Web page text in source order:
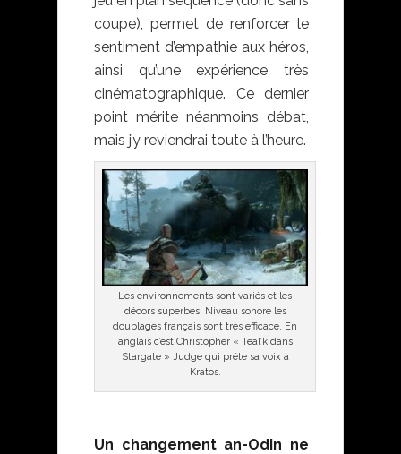
coupe), permet de renforcer le
sentiment d’empathie aux héros,
ainsi qu’une expérience très
cinématographique. Ce dernier
point mérite néanmoins débat,
mais j’y reviendrai toute à l’heure.
Les environnements sont variés et les
décors superbes. Niveau sonore les
doublages français sont très efficace. En
anglais c’est Christopher « Teal’k dans
Stargate » Judge qui prête sa voix à
Kratos.
Un changement an-Odin ne